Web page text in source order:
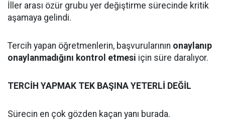
İller arası özür grubu yer değiştirme sürecinde kritik
aşamaya gelindi.
Tercih yapan öğretmenlerin, başvurularının onaylanıp
onaylanmadığını kontrol etmesi için süre daralıyor.
TERCİH YAPMAK TEK BAŞINA YETERLİ DEĞİL
Sürecin en çok gözden kaçan yanı burada.